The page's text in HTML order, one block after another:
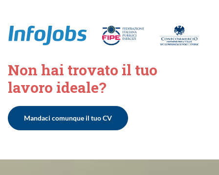
Non hai trovato il tuo
lavoro ideale?
Mandaci comunque il tuo CV